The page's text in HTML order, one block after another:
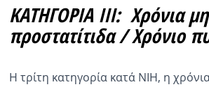
ΚΑΤΗΓΟΡΙΑ ΙΙΙ: Χρόνια
προστατίτιδα / Χρόνιο
Η τρίτη κατηγορία κατά NIH, η